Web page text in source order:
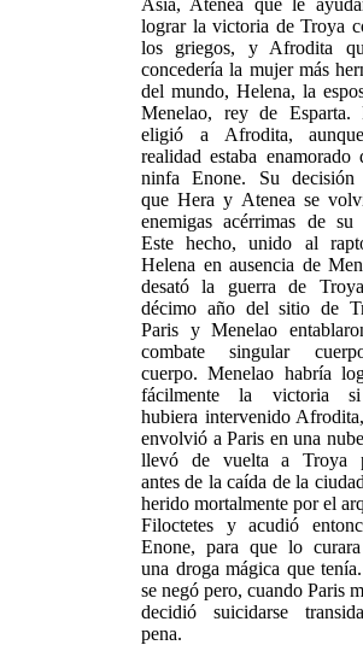
Asia, Atenea que le
lograr la victoria de Troya
los griegos, y Afrodita
concedería la mujer más
del mundo, Helena, la
Menelao, rey de Esparta.
eligió a Afrodita,
realidad estaba enamorado
ninfa Enone. Su decisión
que Hera y Atenea se
enemigas acérrimas de su
Este hecho, unido al
Helena en ausencia de
desató la guerra de
décimo año del sitio de
Paris y Menelao
combate singular
cuerpo. Menelao habría
fácilmente la victoria
hubiera intervenido
envolvió a Paris en una
llevó de vuelta a Troya
antes de la caída de la
herido mortalmente por el
Filoctetes y acudió
Enone, para que lo
una droga mágica que
se negó pero, cuando Paris
decidió suicidarse
pena.